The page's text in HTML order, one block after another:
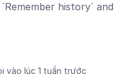
history` and
vào lúc 1 tuần trước